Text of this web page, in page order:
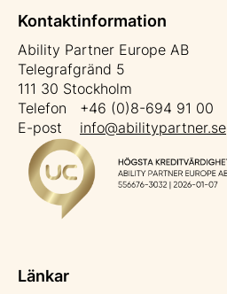
Kontaktinformation
Ability Partner Europe AB
Telegrafgränd 5
111 30 Stockholm
Telefon +46 (0)8-694 91 00
E-post info@abilitypartner.se
Länkar